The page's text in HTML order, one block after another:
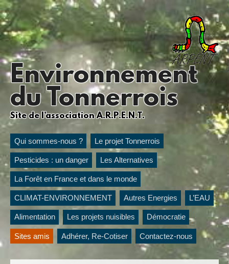
Environnement
du Tonnerrois
Site de l’association A.R.P.E.N.T.
Qui sommes-nous ? Le projet Tonnerrois
Pesticides : un danger Les Alternatives
La Forêt en France et dans le monde
CLIMAT-ENVIRONNEMENT Autres Energies L’EAU
Alimentation Les projets nuisibles Démocratie
Sites amis Adhérer, Re-Cotiser Contactez-nous